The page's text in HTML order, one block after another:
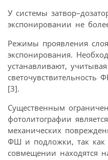
У системы
экспонировании не
Режимы проявления
экспонирования.
устанавливают,
светочувствительность
[3].
Существенным
фотолитографии
механических
ФШ и подложки, так как
совмещении находятся